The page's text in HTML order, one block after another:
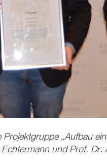
„Aufbau
und Prof. Dr.